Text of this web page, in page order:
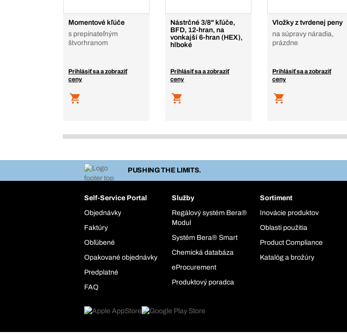
Momentové kľúče
s prepínateľným
štvorhranom
Prihlásiť sa a zobraziť
ceny
Nástrčné 3/8" kľúče,
BFD, 12-hran, na
vonkajší 6-hran (HEX),
hlboké
Prihlásiť sa a zobraziť
ceny
Vložky z tvrdenej peny
na súpravy náradia,
prázdne
Prihlásiť sa a zobraziť
ceny
PUSHING THE LIMITS.
Self-Service Portal
Objednávky
Faktúry
Obľúbené
Opakované objednávky
Predplatné
FAQ
Služby
Regálový systém Bera®
Modul
Systém Bera® Smart
Chemická databáza
eProcurement
Produktový poradca
Sortiment
Inovácie produktov
Oblasti použitia
Product Compliance
Katalóg a brožúry